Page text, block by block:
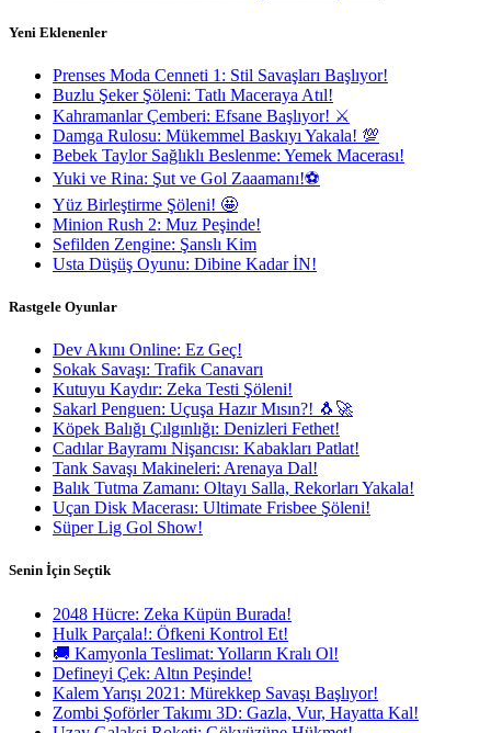
Yeni Eklenenler
Prenses Moda Cenneti 1: Stil Savaşları Başlıyor!
Buzlu Şeker Şöleni: Tatlı Maceraya Atıl!
Kahramanlar Çemberi: Efsane Başlıyor! ⚔️
Damga Rulosu: Mükemmel Baskıyı Yakala! 💯
Bebek Taylor Sağlıklı Beslenme: Yemek Macerası!
Yuki ve Rina: Şut ve Gol Zaaamanı!⚽
Yüz Birleştirme Şöleni! 🤩
Minion Rush 2: Muz Peşinde!
Sefilden Zengine: Şanslı Kim
Usta Düşüş Oyunu: Dibine Kadar İN!
Rastgele Oyunlar
Dev Akını Online: Ez Geç!
Sokak Savaşı: Trafik Canavarı
Kutuyu Kaydır: Zeka Testi Şöleni!
Sakarl Penguen: Uçuşa Hazır Mısın?! 🐧🚀
Köpek Balığı Çılgınlığı: Denizleri Fethet!
Cadılar Bayramı Nişancısı: Kabakları Patlat!
Tank Savaşı Makineleri: Arenaya Dal!
Balık Tutma Zamanı: Oltayı Salla, Rekorları Yakala!
Uçan Disk Macerası: Ultimate Frisbee Şöleni!
Süper Lig Gol Show!
Senin İçin Seçtik
2048 Hücre: Zeka Küpün Burada!
Hulk Parçala!: Öfkeni Kontrol Et!
🚚 Kamyonla Teslimat: Yolların Kralı Ol!
Defineyi Çek: Altın Peşinde!
Kalem Yarışı 2021: Mürekkep Savaşı Başlıyor!
Zombi Şoförler Takımı 3D: Gazla, Vur, Hayatta Kal!